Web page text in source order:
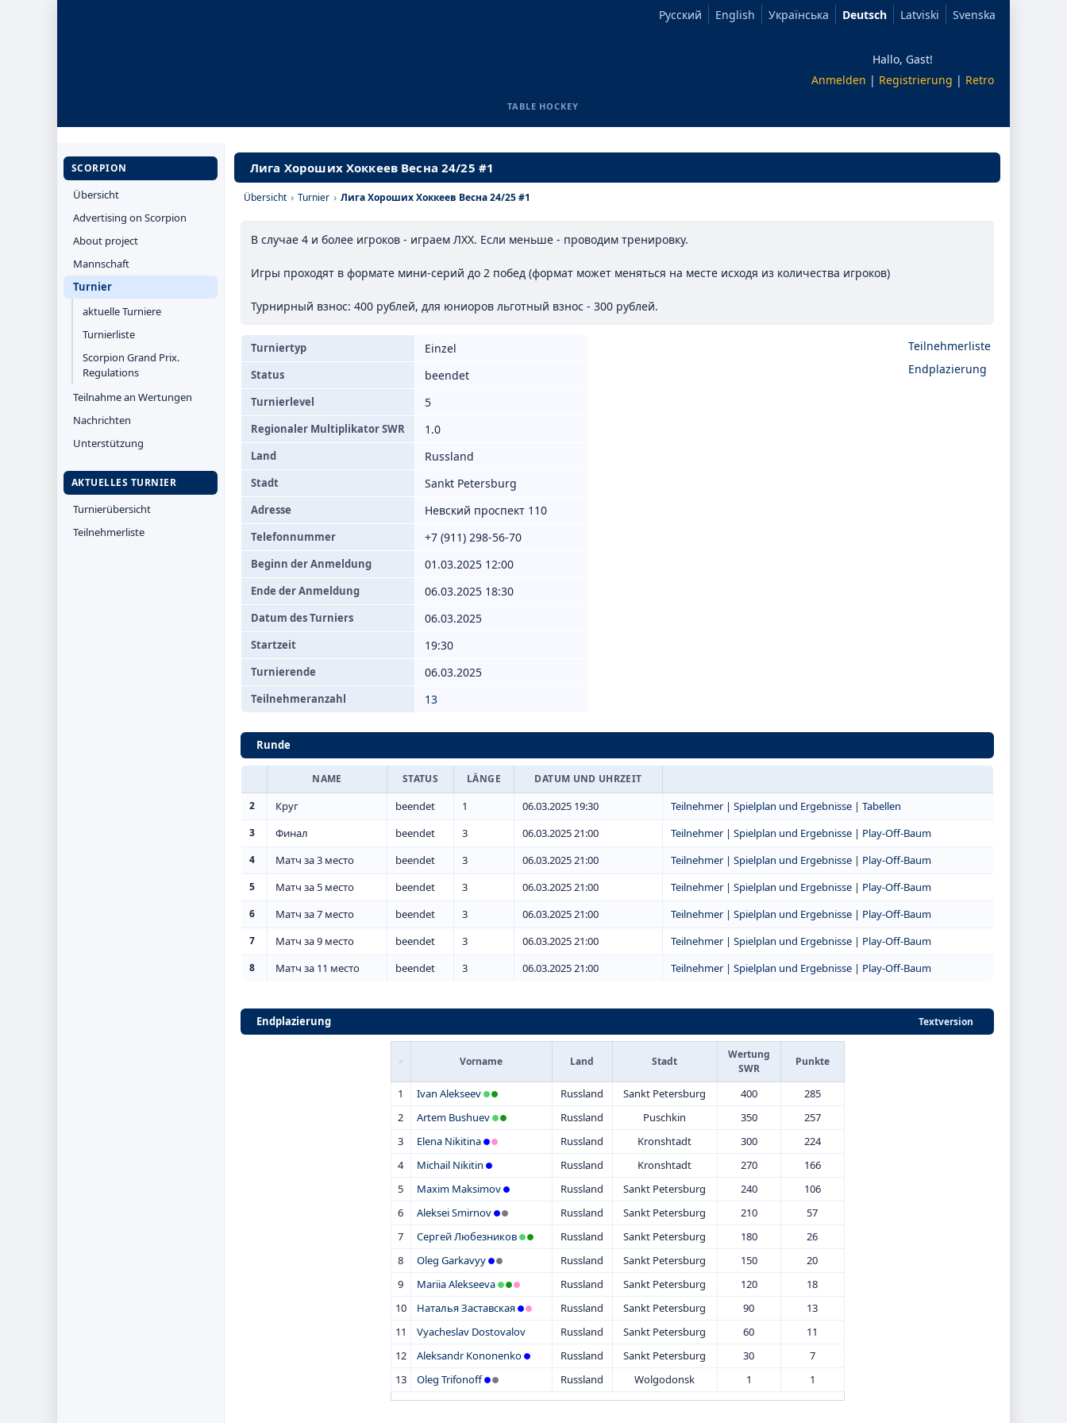
Русский English Українська Deutsch Latviski Svenska
Hallo, Gast!
Anmelden | Registrierung | Retro
TABLE HOCKEY
SCORPION
Übersicht
Advertising on Scorpion
About project
Mannschaft
Turnier
aktuelle Turniere
Turnierliste
Scorpion Grand Prix.
Regulations
Teilnahme an Wertungen
Nachrichten
Unterstützung
AKTUELLES TURNIER
Turnierübersicht
Teilnehmerliste
Лига Хороших Хоккеев Весна 24/25 #1
Übersicht › Turnier › Лига Хороших Хоккеев Весна 24/25 #1
В случае 4 и более игроков - играем ЛХХ. Если меньше - проводим тренировку.
Игры проходят в формате мини-серий до 2 побед (формат может меняться на месте исходя из количества игроков)
Турнирный взнос: 400 рублей, для юниоров льготный взнос - 300 рублей.
Teilnehmerliste
Endplazierung
Turniertyp Einzel
Status beendet
Turnierlevel 5
Regionaler Multiplikator SWR 1.0
Land Russland
Stadt Sankt Petersburg
Adresse Невский проспект 110
Telefonnummer +7 (911) 298-56-70
Beginn der Anmeldung 01.03.2025 12:00
Ende der Anmeldung 06.03.2025 18:30
Datum des Turniers 06.03.2025
Startzeit 19:30
Turnierende 06.03.2025
Teilnehmeranzahl 13
Runde
NAME STATUS LÄNGE
DATUM UND UHRZEIT
2
Круг beendet 1 06.03.2025 19:30 Teilnehmer| Spielplan und Ergebnisse | Tabellen
3 Финал beendet 3 06.03.2025 21:00 Teilnehmer| Spielplan und Ergebnisse | Play-Off-Baum
4 Матч за 3 место beendet 3 06.03.2025 21:00 Teilnehmer| Spielplan und Ergebnisse | Play-Off-Baum
5 Матч за 5 место beendet 3 06.03.2025 21:00 Teilnehmer| Spielplan und Ergebnisse | Play-Off-Baum
6 Матч за 7 место beendet 3 06.03.2025 21:00 Teilnehmer| Spielplan und Ergebnisse | Play-Off-Baum
7 Матч за 9 место beendet 3 06.03.2025 21:00 Teilnehmer| Spielplan und Ergebnisse | Play-Off-Baum
8 Матч за 11 место beendet 3 06.03.2025 21:00 Teilnehmer| Spielplan und Ergebnisse | Play-Off-Baum
Textversion
Endplazierung
Vorname Land Stadt
Wertung
SWR
Punkte
1 Ivan Alekseev Russland Sankt Petersburg 400
285
2
Artem Bushuev Russland Puschkin 350
257
3
Elena Nikitina Russland Kronshtadt 300
224
4
Michail Nikitin Russland Kronshtadt 270
166
5
Maxim Maksimov Russland Sankt Petersburg 240
106
6
Aleksei Smirnov Russland Sankt Petersburg 210
57
7
Сергей Любезников Russland Sankt Petersburg 180
26
8
Oleg Garkavyy Russland Sankt Petersburg 150
20
9
Mariia Alekseeva Russland Sankt Petersburg 120
18
10
Наталья Заставская Russland Sankt Petersburg 90
13
11
Vyacheslav Dostovalov Russland Sankt Petersburg 60
11
12
Aleksandr Kononenko Russland Sankt Petersburg 30
7
13
Oleg Trifonoff Russland Wolgodonsk 1 1